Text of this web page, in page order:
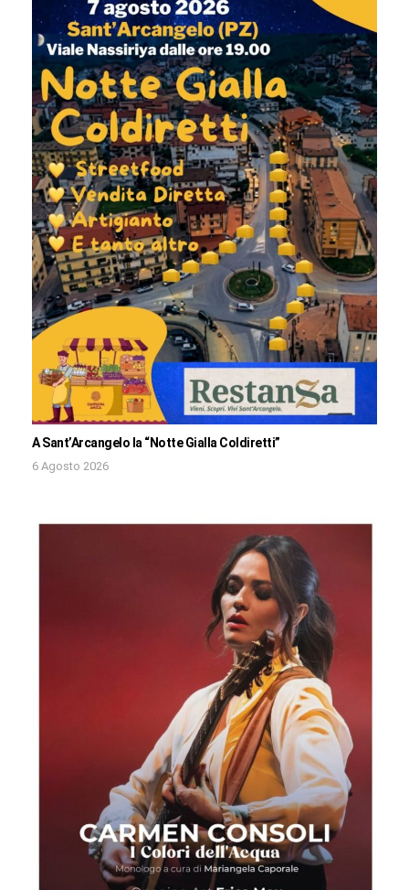
A Sant’Arcangelo la “Notte Gialla Coldiretti”
6 Agosto 2026